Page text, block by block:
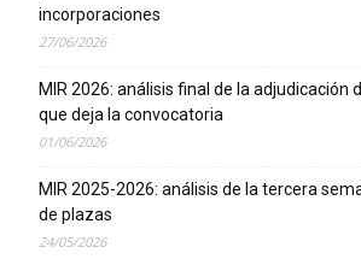
incorporaciones
27/06/2026
MIR 2026: análisis final de la adjudicación
que deja la convocatoria
01/06/2026
MIR 2025-2026: análisis de la tercera
de plazas
24/05/2026